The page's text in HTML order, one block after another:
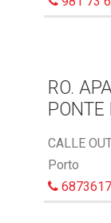
RO.
PONTE
CALLE
Porto